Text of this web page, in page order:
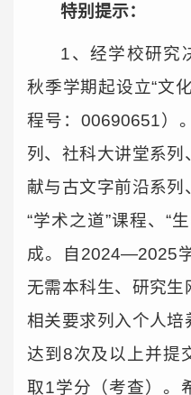
特别提示：
1、经学校研究
秋季学期起设立“文
程号：00690651）
列、社科大讲堂系
献与古文字前沿系列
“学术之道”课程、“
成。自2024—2025
无需本科生、研究
相关要求列入个人培
达到8次及以上并提
取1学分（考查）。